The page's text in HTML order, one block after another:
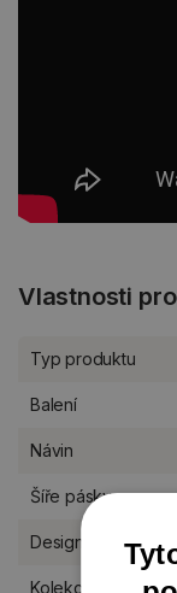
Vlastnosti
Typ produktu
Balení
Návin
Šíře pásky
Designér
Kolekce Studio